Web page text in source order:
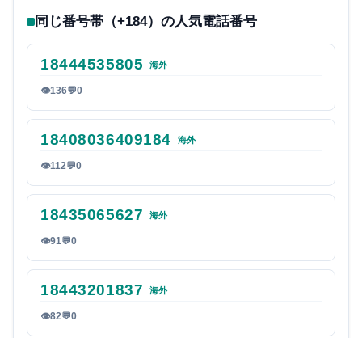
同じ番号帯（+184）の人気電話番号
18444535805 海外
👁136💬0
18408036409184 海外
👁112💬0
18435065627 海外
👁91💬0
18443201837 海外
👁82💬0